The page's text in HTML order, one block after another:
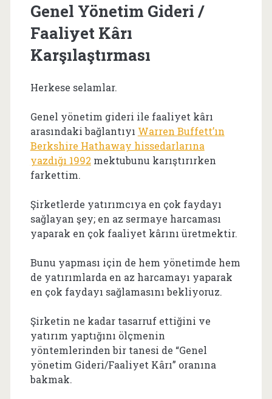
Genel Yönetim Gideri /
Faaliyet Kârı
Karşılaştırması
Herkese selamlar.
Genel yönetim gideri ile faaliyet kârı
arasındaki bağlantıyı Warren Buffett’ın
Berkshire Hathaway hissedarlarına
yazdığı 1992 mektubunu karıştırırken
farkettim.
Şirketlerde yatırımcıya en çok faydayı
sağlayan şey; en az sermaye harcaması
yaparak en çok faaliyet kârını üretmektir.
Bunu yapması için de hem yönetimde hem
de yatırımlarda en az harcamayı yaparak
en çok faydayı sağlamasını bekliyoruz.
Şirketin ne kadar tasarruf ettiğini ve
yatırım yaptığını ölçmenin
yöntemlerinden bir tanesi de “Genel
yönetim Gideri/Faaliyet Kârı” oranına
bakmak.